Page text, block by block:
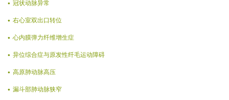
冠状动脉异常
右心室双出口转位
心内膜弹力纤维增生症
异位综合症与原发性纤毛运动障碍
高原肺动脉高压
漏斗部肺动脉狭窄